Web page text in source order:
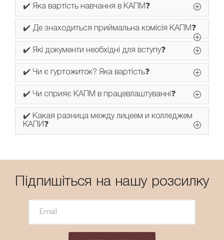
✔️ Яка вартість навчання в КАПМ❓
✔️ Де знаходиться приймальна комісія КАПМ❓
✔️ Які документи необхідні для вступу❓
️✔️ Чи є гуртожиток? Яка вартість❓
✔️ Чи сприяє КАПМ в працевлаштуванні❓
✔️ Какая разница между лицеем и колледжем
КАПИ❓
Підпишіться на нашу розсилку